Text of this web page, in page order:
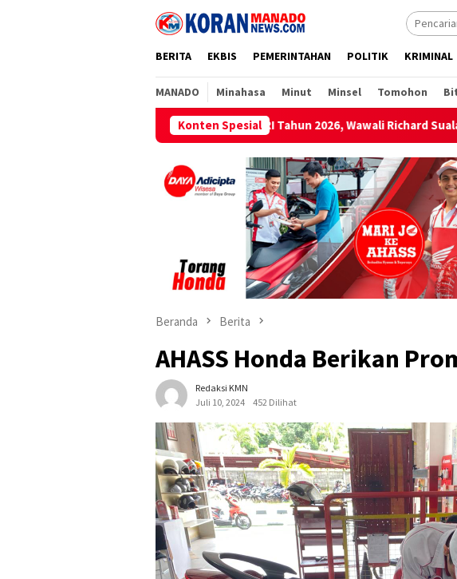
BERITA EKBIS PEMERINTAHAN POLITIK KRIMINAL
MANADO Minahasa Minut Minsel Tomohon
Konten Spesial
HUT Kemerdekaan RI Tahun 2026, Wawali Richard Sualang : Ini Simbol Identitas
Beranda Berita
AHASS Honda Berikan
Redaksi KMN
Juli 10, 2024
452 Dilihat